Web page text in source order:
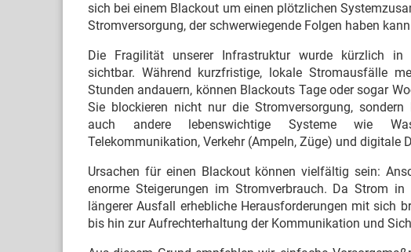
sich bei einem Blackout um einen plötzlichen
Stromversorgung, der schwerwiegende Folgen haben
Die Fragilität unserer Infrastruktur wurde kürzlich in
sichtbar. Während kurzfristige, lokale Stromausfälle
Stunden andauern, können Blackouts Tage oder sogar
Sie blockieren nicht nur die Stromversorgung, sondern
auch andere lebenswichtige Systeme wie
Telekommunikation, Verkehr (Ampeln, Züge) und digitale
Ursachen für einen Blackout können vielfältig sein:
enorme Steigerungen im Stromverbrauch. Da Strom
längerer Ausfall erhebliche Herausforderungen mit sich
bis hin zur Aufrechterhaltung der Kommunikation und